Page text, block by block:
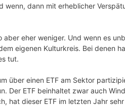
wenn, dann mit erheblicher
aber eher weniger. Und wenn es
eigenen Kulturkreis. Bei denen
tut.
über einen ETF am Sektor
Der ETF beinhaltet zwar auch
hat dieser ETF im letzten Jahr